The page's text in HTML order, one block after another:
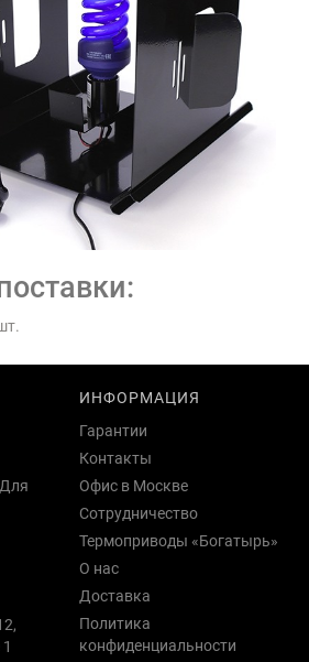
ИНФОРМАЦИЯ
Гарантии
Контакты
Офис в Москве
Сотрудничество
Термоприводы «Богатырь»
О нас
Доставка
Политика
конфиденциальности